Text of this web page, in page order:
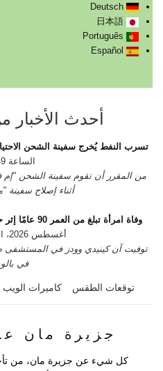
Deutsch
日本語
Português
Español
أحدث
تسرب النفط يُخرج سفينة الشحن
الساعة 16:49)
من المقرر أن تقوم سفينة الشحن "إم
أثناء إصلاح سفينة
وفاة امرأة تبلغ من العمر 90 عامًا إثر حادث تصادم عربة تجرها الخيول
أغسطس 2026، الساعة 14:55)
توفيت آن كينيدي وودز في المستشفى
في
توقعات الطقس كاميرات الويب
جزيرة مان
كل شيء عن جزيرة مان، من